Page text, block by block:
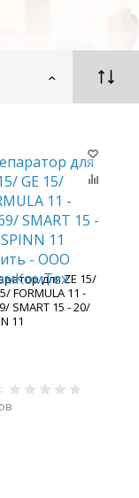
для ZE 15/
FORMULA 11 -
SMART 15 - 20/
11